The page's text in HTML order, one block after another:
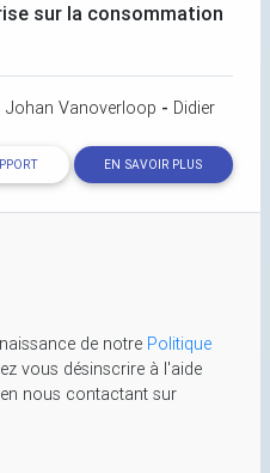
sur la consommation
Johan Vanoverloop - Didier
EN SAVOIR PLUS
de notre Politique
vous désinscrire à l'aide
nous contactant sur